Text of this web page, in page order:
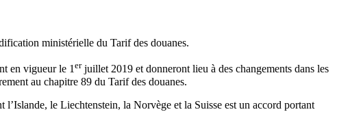
ministérielle du Tarif des douanes.
en vigueur le 1erjuillet 2019 et donneront lieu à des changements dans les
au chapitre 89 du Tarif des douanes.
le Liechtenstein, la Norvège et la Suisse est un accord portant